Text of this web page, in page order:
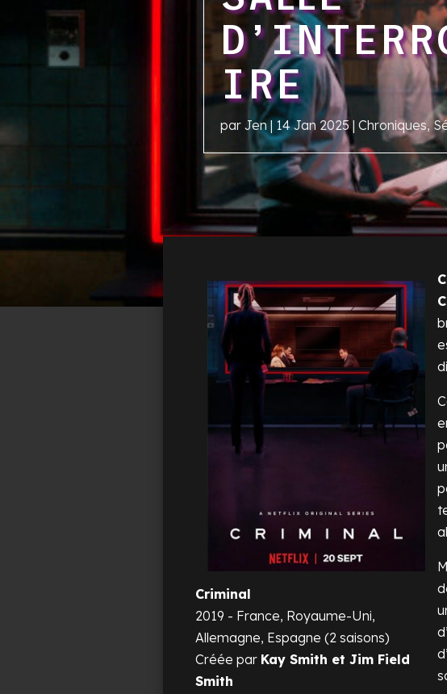
IRE
par Jen| 14 Jan 2025 | Chroniques,
Criminal
2019 - France, Royaume-Uni,
Allemagne, Espagne (2 saisons)
Créée par Kay Smith et Jim Field
Smith